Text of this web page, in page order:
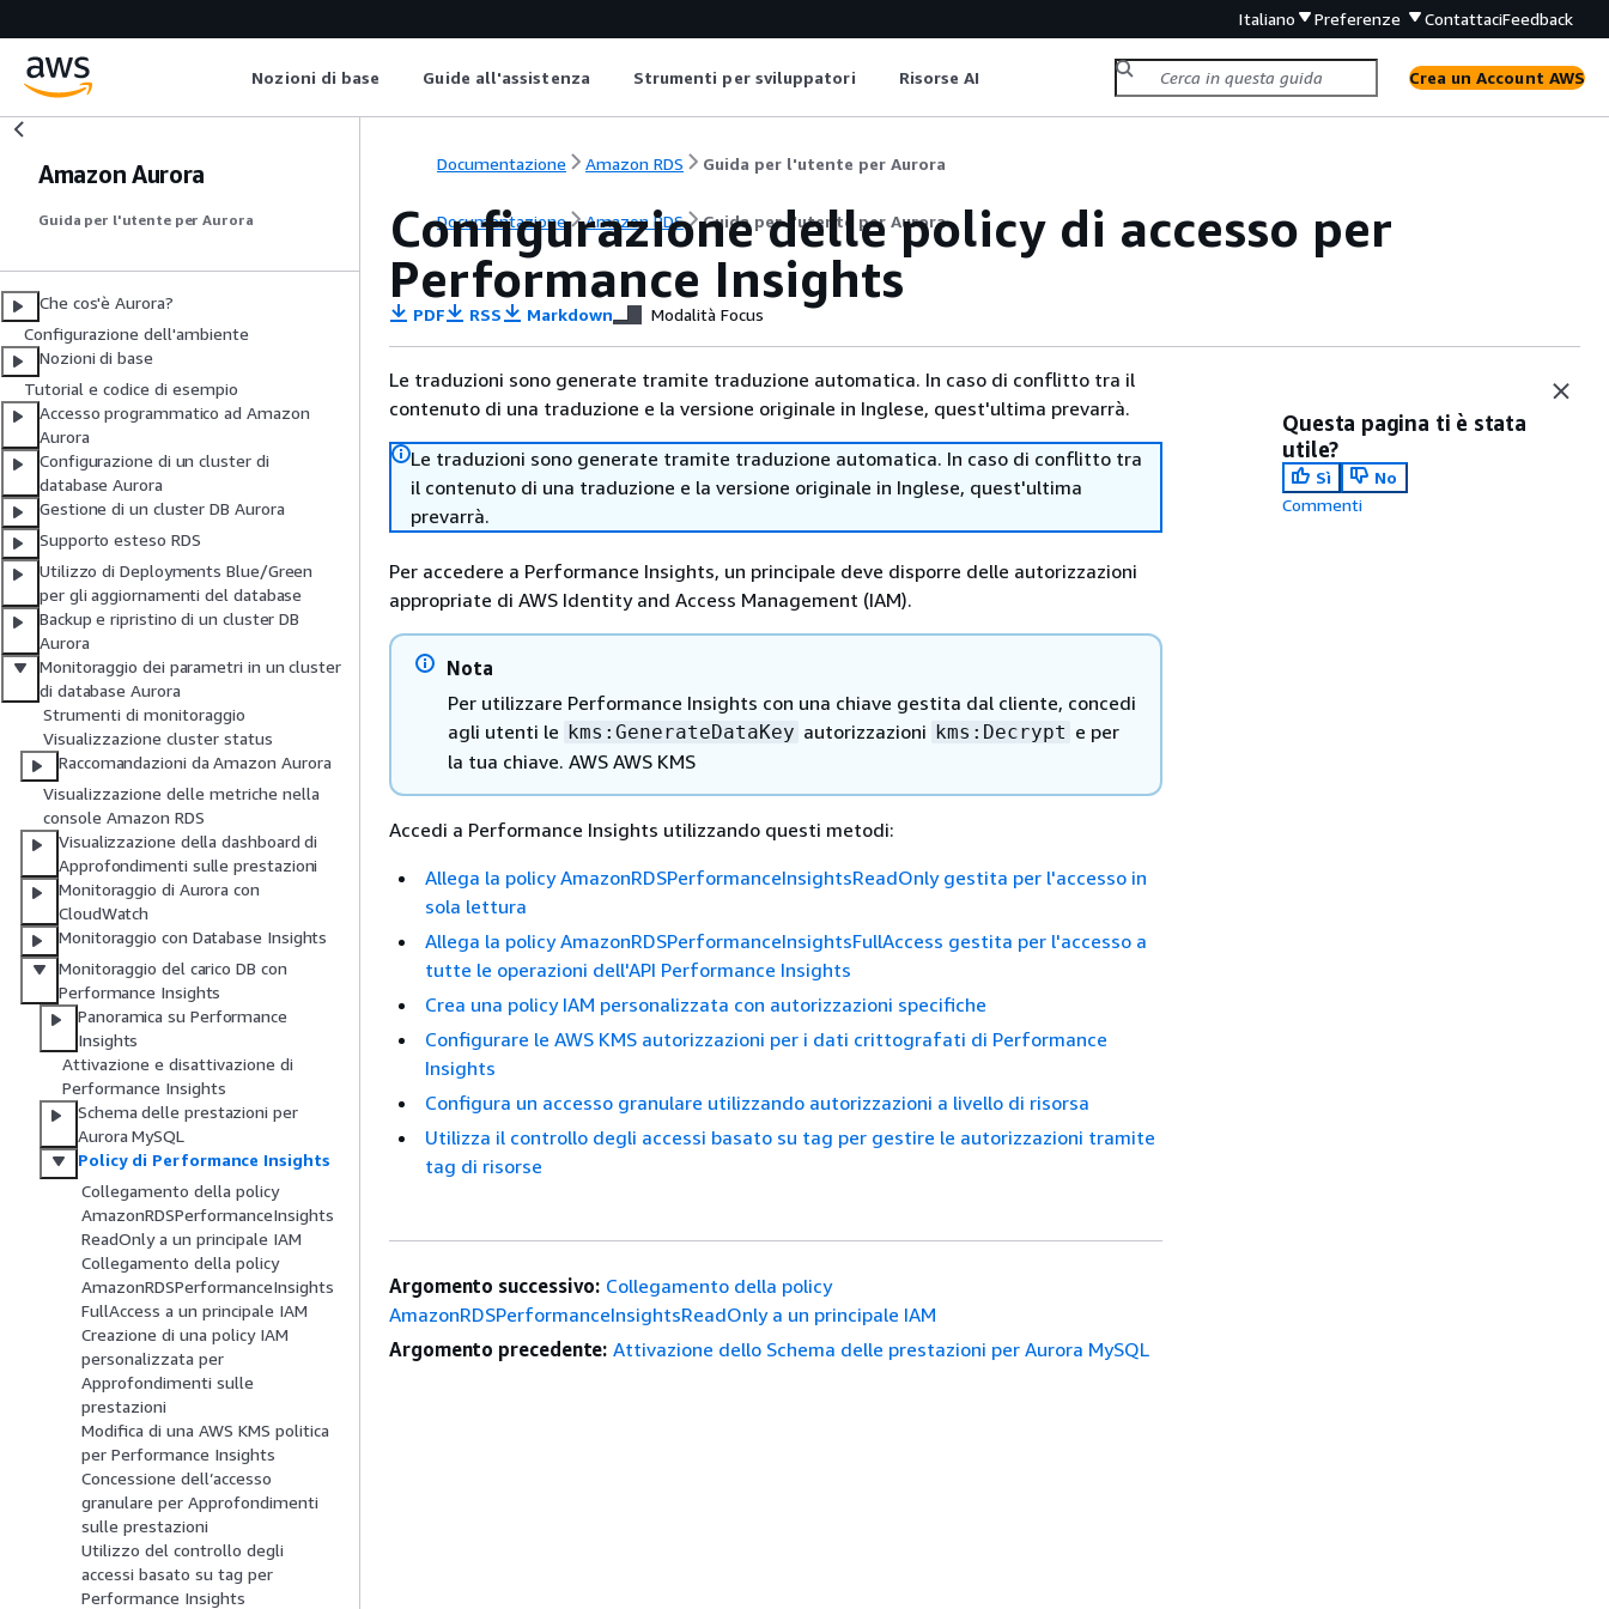
Italiano Preferenze ContattaciFeedback
Nozioni di base Guide all'assistenza Strumenti per sviluppatori Risorse AI Crea un Account AWS
Amazon Aurora
Guida per l'utente per Aurora
Che cos'è Aurora?
Configurazione dell'ambiente
Nozioni di base
Tutorial e codice di esempio
Accesso programmatico ad Amazon
Aurora
Configurazione di un cluster di
database Aurora
Gestione di un cluster DB Aurora
Supporto esteso RDS
Utilizzo di Deployments Blue/Green
per gli aggiornamenti del database
Backup e ripristino di un cluster DB
Aurora
Monitoraggio dei parametri in un cluster
di database Aurora
Strumenti di monitoraggio
Visualizzazione cluster status
Raccomandazioni da Amazon Aurora
Visualizzazione delle metriche nella
console Amazon RDS
Visualizzazione della dashboard di
Approfondimenti sulle prestazioni
Monitoraggio di Aurora con
CloudWatch
Monitoraggio con Database Insights
Monitoraggio del carico DB con
Performance Insights
Panoramica su Performance
Insights
Attivazione e disattivazione di
Performance Insights
Schema delle prestazioni per
Aurora MySQL
Policy di Performance Insights
Collegamento della policy
AmazonRDSPerformanceInsights
ReadOnly a un principale IAM
Collegamento della policy
AmazonRDSPerformanceInsights
FullAccess a un principale IAM
Creazione di una policy IAM
personalizzata per
Approfondimenti sulle
prestazioni
Modifica di una AWS KMS politica
per Performance Insights
Concessione dell’accesso
granulare per Approfondimenti
sulle prestazioni
Utilizzo del controllo degli
accessi basato su tag per
Performance Insights
Documentazione Amazon RDS Guida per l'utente per Aurora
Documentazione Amazon RDS Guida per l'utente per Aurora
Configurazione delle policy di accesso per
Performance Insights
PDF RSS Markdown Modalità Focus
Le traduzioni sono generate tramite traduzione automatica. In caso di conflitto tra il
contenuto di una traduzione e la versione originale in Inglese, quest'ultima prevarrà.
Le traduzioni sono generate tramite traduzione automatica. In caso di conflitto tra
il contenuto di una traduzione e la versione originale in Inglese, quest'ultima
prevarrà.
Per accedere a Performance Insights, un principale deve disporre delle autorizzazioni
appropriate di AWS Identity and Access Management (IAM).
Nota
Per utilizzare Performance Insights con una chiave gestita dal cliente, concedi
agli utenti le kms:GenerateDataKey autorizzazioni kms:Decrypt e per
la tua chiave. AWS AWS KMS
Accedi a Performance Insights utilizzando questi metodi:
Allega la policy AmazonRDSPerformanceInsightsReadOnly gestita per l'accesso in
sola lettura
Allega la policy AmazonRDSPerformanceInsightsFullAccess gestita per l'accesso a
tutte le operazioni dell'API Performance Insights
Crea una policy IAM personalizzata con autorizzazioni specifiche
Configurare le AWS KMS autorizzazioni per i dati crittografati di Performance
Insights
Configura un accesso granulare utilizzando autorizzazioni a livello di risorsa
Utilizza il controllo degli accessi basato su tag per gestire le autorizzazioni tramite
tag di risorse
Questa pagina ti è stata
utile?
Sì
No
Commenti
Argomento successivo: Collegamento della policy
AmazonRDSPerformanceInsightsReadOnly a un principale IAM
Argomento precedente: Attivazione dello Schema delle prestazioni per Aurora MySQL